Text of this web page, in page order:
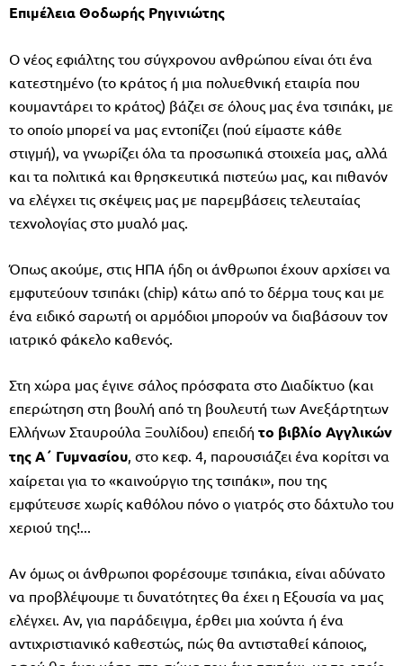
Επιμέλεια Θοδωρής Ρηγινιώτης
Ο νέος εφιάλτης του σύγχρονου ανθρώπου είναι ότι ένα
κατεστημένο (το κράτος ή μια πολυεθνική εταιρία που
κουμαντάρει το κράτος) βάζει σε όλους μας ένα τσιπάκι, με
το οποίο μπορεί να μας εντοπίζει (πού είμαστε κάθε
στιγμή), να γνωρίζει όλα τα προσωπικά στοιχεία μας, αλλά
και τα πολιτικά και θρησκευτικά πιστεύω μας, και πιθανόν
να ελέγχει τις σκέψεις μας με παρεμβάσεις τελευταίας
τεχνολογίας στο μυαλό μας.
Όπως ακούμε, στις ΗΠΑ ήδη οι άνθρωποι έχουν αρχίσει να
εμφυτεύουν τσιπάκι (chip) κάτω από το δέρμα τους και με
ένα ειδικό σαρωτή οι αρμόδιοι μπορούν να διαβάσουν τον
ιατρικό φάκελο καθενός.
Στη χώρα μας έγινε σάλος πρόσφατα στο Διαδίκτυο (και
επερώτηση στη βουλή από τη βουλευτή των Ανεξάρτητων
Ελλήνων Σταυρούλα Ξουλίδου) επειδή το βιβλίο Αγγλικών
της Α΄ Γυμνασίου , στο κεφ. 4, παρουσιάζει ένα κορίτσι να
χαίρεται για το «καινούργιο της τσιπάκι», που της
εμφύτευσε χωρίς καθόλου πόνο ο γιατρός στο δάχτυλο του
χεριού της!...
Αν όμως οι άνθρωποι φορέσουμε τσιπάκια, είναι αδύνατο
να προβλέψουμε τι δυνατότητες θα έχει η Εξουσία να μας
ελέγχει. Αν, για παράδειγμα, έρθει μια χούντα ή ένα
αντιχριστιανικό καθεστώς, πώς θα αντισταθεί κάποιος,